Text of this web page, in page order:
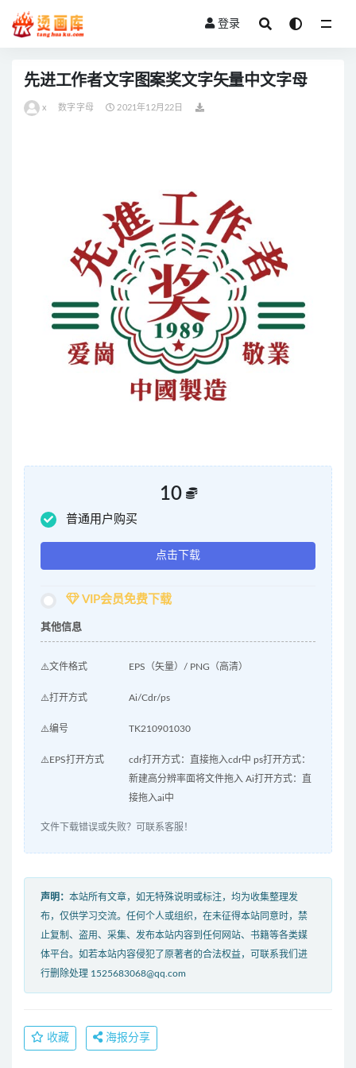
登录
先进工作者文字图案奖文字矢量中文字母
x 数字字母 2021年12月22日
10
普通用户购买
点击下载
VIP会员免费下载
其他信息
⚠️文件格式 EPS（矢量）/ PNG（高清）
⚠️打开方式 Ai/Cdr/ps
⚠️编号 TK210901030
⚠️EPS打开方式
cdr打开方式：直接拖入cdr中 ps打开方式：
新建高分辨率面将文件拖入 Ai打开方式：直
接拖入ai中
文件下载错误或失败？可联系客服！
声明： 本站所有文章，如无特殊说明或标注，均为收集整理发
布，仅供学习交流。任何个人或组织，在未征得本站同意时，禁
止复制、盗用、采集、发布本站内容到任何网站、书籍等各类媒
体平台。如若本站内容侵犯了原著者的合法权益，可联系我们进
行删除处理 1525683068@qq.com
收藏 海报分享